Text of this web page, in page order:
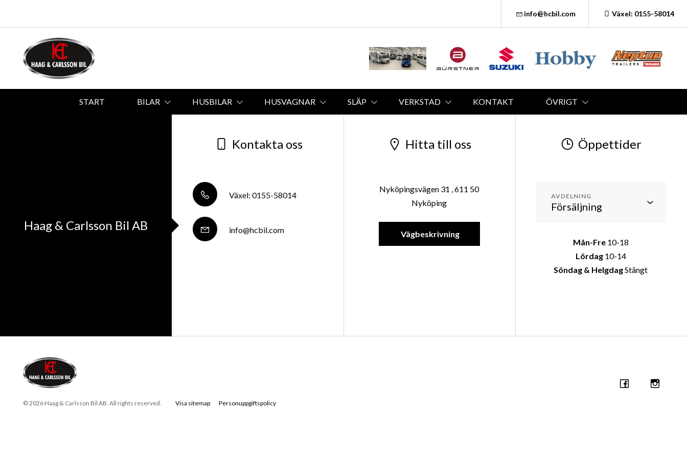
info@hcbil.com Växel: 0155-58014
START BILAR HUSBILAR HUSVAGNAR SLÄP VERKSTAD KONTAKT ÖVRIGT
Haag & Carlsson Bil AB
Kontakta oss
Växel: 0155-58014
info@hcbil.com
Hitta till oss
Nyköpingsvägen 31 , 611 50
Nyköping
Vägbeskrivning
Öppettider
AVDELNING
Mån-Fre 10-18
Lördag10-14
Söndag & HelgdagStängt
© 2026 Haag & Carlsson Bil AB. All rights reserved. Visa sitemap Personuppgiftspolicy